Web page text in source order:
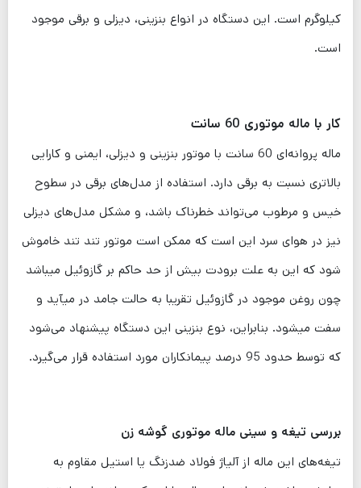
کیلوگرم است. این دستگاه در انواع بنزینی، دیزلی و برقی موجود
است.
کار با ماله موتوری 60 سانت
ماله پروانه‌ای 60 سانت با موتور بنزینی و دیزلی، ایمنی و کارایی
بالاتری نسبت به برقی دارد. استفاده از مدل‌های برقی در سطوح
خیس و مرطوب می‌تواند خطرناک باشد، و مشکل مدل‌های دیزلی
نیز در هوای سرد این است که ممکن است موتور تند تند خاموش
شود که این به علت برودت بیش از حد حاکم بر گازوئیل میباشد
چون روغن موجود در گازوئیل تقریبا به حالت جامد در میآید و
سفت میشود. بنابراین، نوع بنزینی این دستگاه پیشنهاد می‌شود
که توسط حدود 95 درصد پیمانکاران مورد استفاده قرار می‌گیرد.
بررسی تیغه و سینی ماله موتوری گوشه زن
تیغه‌های این ماله از آلیاژ فولاد ضدزنگ یا استیل مقاوم به